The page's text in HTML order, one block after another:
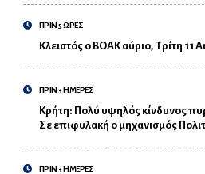
ΠΡΙΝ 5 ΩΡΕΣ
Κλειστός ο ΒΟΑΚ αύριο, Τρίτη 11
ΠΡΙΝ 3 ΗΜΕΡΕΣ
Κρήτη: Πολύ υψηλός κίνδυνος
Σε επιφυλακή ο μηχανισμός
ΠΡΙΝ 3 ΗΜΕΡΕΣ